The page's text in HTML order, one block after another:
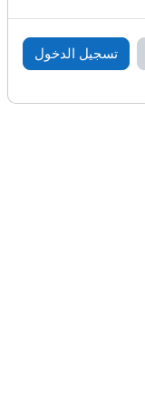
تسجيل الدخول